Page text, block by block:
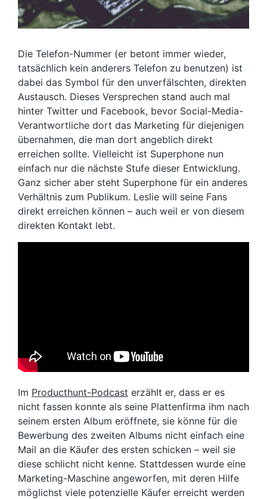
Die Telefon-Nummer (er betont immer wieder,
tatsächlich kein anderers Telefon zu benutzen) ist
dabei das Symbol für den unverfälschten, direkten
Austausch. Dieses Versprechen stand auch mal
hinter Twitter und Facebook, bevor Social-Media-
Verantwortliche dort das Marketing für diejenigen
übernahmen, die man dort angeblich direkt
erreichen sollte. Vielleicht ist Superphone nun
einfach nur die nächste Stufe dieser Entwicklung.
Ganz sicher aber steht Superphone für ein anderes
Verhältnis zum Publikum. Leslie will seine Fans
direkt erreichen können – auch weil er von diesem
direkten Kontakt lebt.
Im Producthunt-Podcast erzählt er, dass er es
nicht fassen konnte als seine Plattenfirma ihm nach
seinem ersten Album eröffnete, sie könne für die
Bewerbung des zweiten Albums nicht einfach eine
Mail an die Käufer des ersten schicken – weil sie
diese schlicht nicht kenne. Stattdessen wurde eine
Marketing-Maschine angeworfen, mit deren Hilfe
möglichst viele potenzielle Käufer erreicht werden